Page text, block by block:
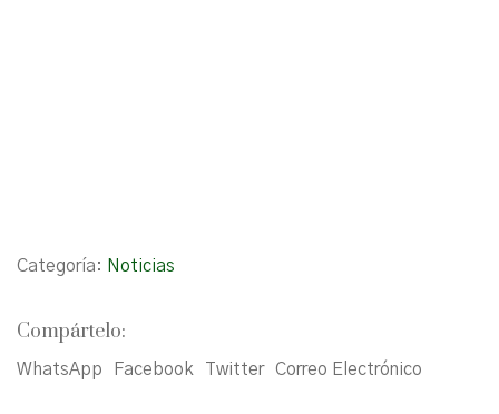
Categoría: Noticias
Compártelo:
WhatsApp Facebook Twitter Correo Electrónico